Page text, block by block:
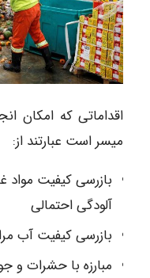
اقداماتی که امکان
میسر است عبارتند از:
بازرسی کیفیت مواد
آلودگی احتمالی
بازرسی کیفیت آب
مبارزه با حشرات و